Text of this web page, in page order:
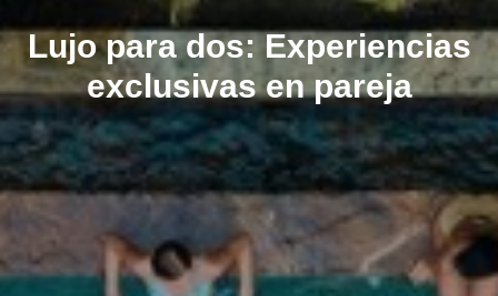
Lujo para dos: Experiencias
exclusivas en pareja